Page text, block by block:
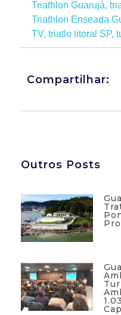
Triathlon Guarujá,
Triathlon Enseada
TV, triatlo litoral SP,
Compartilhar:
Outros Posts